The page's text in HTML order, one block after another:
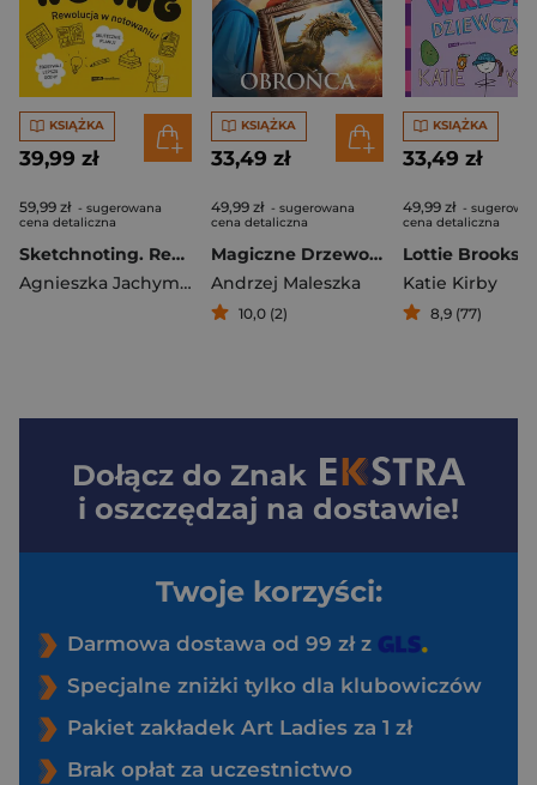
KSIĄŻKA
39,99 zł
59,99 zł - sugerowana
cena detaliczna
Sketchnoting. Rewolucja w notowaniu
Agnieszka Jachymek
KSIĄŻKA
33,49 zł
49,99 zł - sugerowana
cena detaliczna
Magiczne Drzewo. Obrońca
Andrzej Maleszka
10,0 (2)
KSIĄŻKA
33,49 zł
49,99 zł -
cena detaliczna
Katie Kirby
8,9 (77)
Dołącz do Znak
i oszczędzaj na dostawie!
Twoje korzyści:
Darmowa dostawa od 99 zł z
Specjalne zniżki tylko dla klubowiczów
Pakiet zakładek Art Ladies za 1 zł
Brak opłat za uczestnictwo